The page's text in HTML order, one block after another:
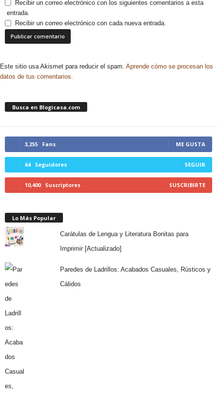
Recibir un correo electrónico con los siguientes comentarios a esta
entrada.
Recibir un correo electrónico con cada nueva entrada.
Este sitio usa Akismet para reducir el spam. Aprende cómo se procesan los
datos de tus comentarios.
Busca en Blogicasa.com
3,255 Fans ME GUSTA
64 Seguidores SEGUIR
10,400 Suscriptores SUSCRIBIRTE
Lo Más Popular
Carátulas de Lengua y Literatura Bonitas para
Imprimir [Actualizado]
Paredes de Ladrillos: Acabados Casuales, Rústicos y
Cálidos